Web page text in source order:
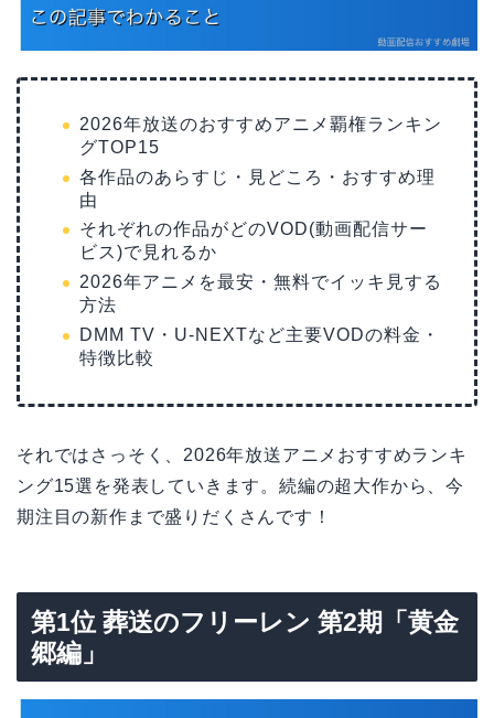
2026年放送のおすすめアニメ覇権ランキン
グTOP15
各作品のあらすじ・見どころ・おすすめ理
由
それぞれの作品がどのVOD(動画配信サー
ビス)で見れるか
2026年アニメを最安・無料でイッキ見する
方法
DMM TV・U-NEXTなど主要VODの料金・
特徴比較
それではさっそく、2026年放送アニメおすすめランキ
ング15選を発表していきます。続編の超大作から、今
期注目の新作まで盛りだくさんです！
第1位 葬送のフリーレン 第2期「黄金
郷編」